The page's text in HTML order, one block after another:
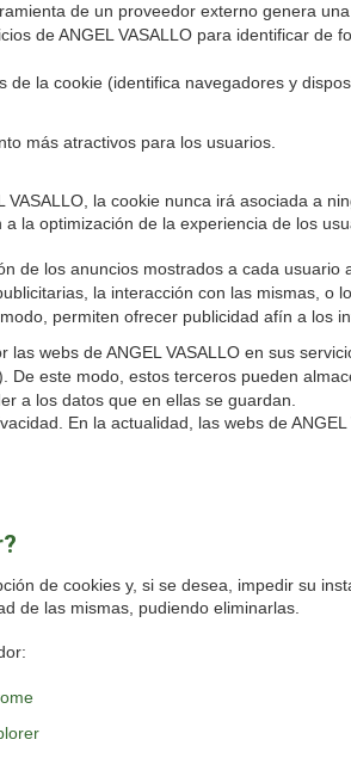
de un proveedor externo genera
de ANGEL VASALLO para identificar de
la cookie (identifica navegadores y
más atractivos para los usuarios.
la cookie nunca irá asociada a
la optimización de la experiencia de los
de los anuncios mostrados a cada usuario
la interacción con las mismas, o
permiten ofrecer publicidad afín a los
webs de ANGEL VASALLO en sus
este modo, estos terceros pueden
a los datos que en ellas se guardan.
En la actualidad, las webs de
de cookies y, si se desea, impedir su
de las mismas, pudiendo eliminarlas.